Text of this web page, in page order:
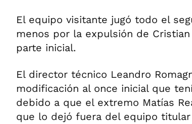
El equipo visitante jugó todo el
menos por la expulsión de
parte inicial.
El director técnico Leandro
modificación al once inicial que
debido a que el extremo Matías
que lo dejó fuera del equipo